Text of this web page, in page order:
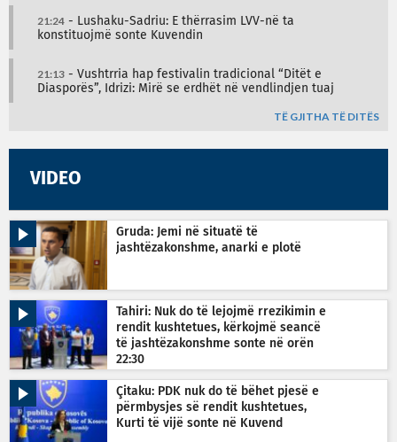
21:24 - Lushaku-Sadriu: E thërrasim LVV-në ta
konstituojmë sonte Kuvendin
21:13 - Vushtrria hap festivalin tradicional “Ditët e
Diasporës”, Idrizi: Mirë se erdhët në vendlindjen tuaj
TË GJITHA TË DITËS
VIDEO
Gruda: Jemi në situatë të
jashtëzakonshme, anarki e plotë
Tahiri: Nuk do të lejojmë rrezikimin e
rendit kushtetues, kërkojmë seancë
të jashtëzakonshme sonte në orën
22:30
Çitaku: PDK nuk do të bëhet pjesë e
përmbysjes së rendit kushtetues,
Kurti të vijë sonte në Kuvend